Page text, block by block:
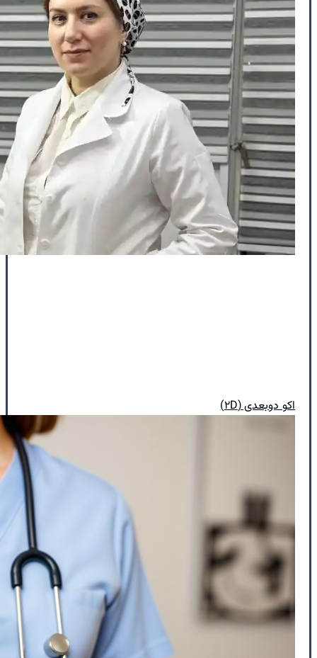
اکو دوبعدی (۲D)